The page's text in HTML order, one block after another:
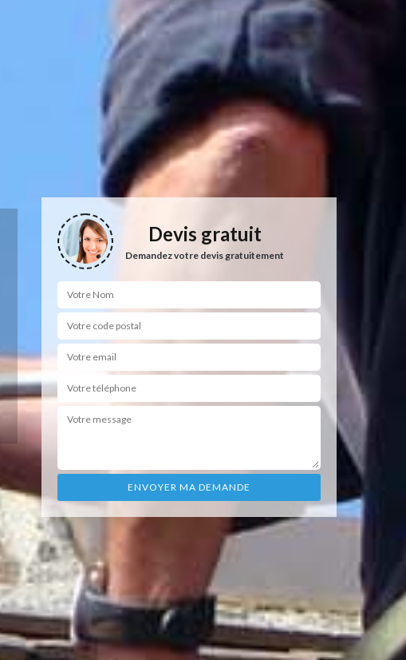
Devis gratuit
Demandez votre devis gratuitement